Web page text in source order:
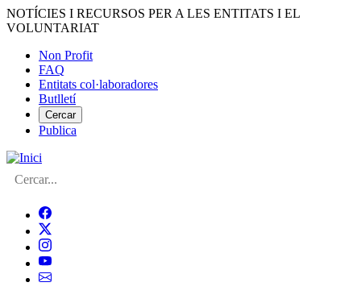
Vés
al
NOTÍCIES I RECURSOS PER A LES ENTITATS I EL
VOLUNTARIAT
Menú
del
compte
d'usuari
Non Profit
FAQ
Entitats col·laboradores
Butlletí
Cercar
Publica
Cerca